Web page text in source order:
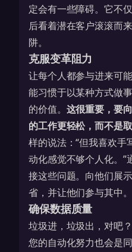
定会有一些障碍。它不
后看着潜在客户滚滚而
阱。
克服变革阻力
让每个人都参与进来可
能习惯于以某种方式做
的价值。 这很重要，要
的工作更轻松，而不是
样的说法：“但我喜欢手
动化感觉不够个人化。”
接这些问题。向他们展
省，并让他们参与其中。
确保数据质量
垃圾进，垃圾出，对吧
您的自动化努力也会是同